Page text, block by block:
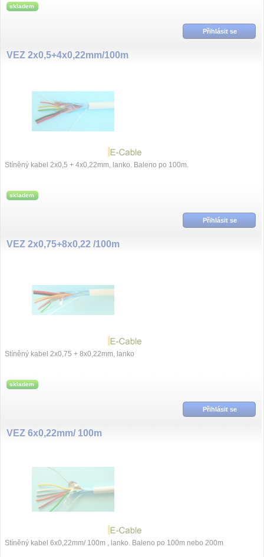
skladem
Přihlásit se
VEZ 2x0,5+4x0,22mm/100m
Stíněný kabel 2x0,5 + 4x0,22mm, lanko. Baleno po 100m.
skladem
Přihlásit se
VEZ 2x0,75+8x0,22 /100m
Stíněný kabel 2x0,75 + 8x0,22mm, lanko
skladem
Přihlásit se
VEZ 6x0,22mm/ 100m
Stíněný kabel 6x0,22mm/ 100m , lanko. Baleno po 100m nebo 200m